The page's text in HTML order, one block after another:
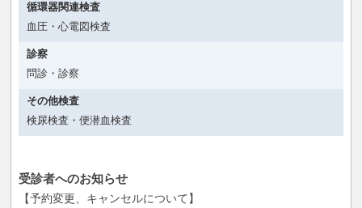
循環器関連検査
血圧・心電図検査
診察
問診・診察
その他検査
検尿検査・便潜血検査
受診者へのお知らせ
【予約変更、キャンセルについて】